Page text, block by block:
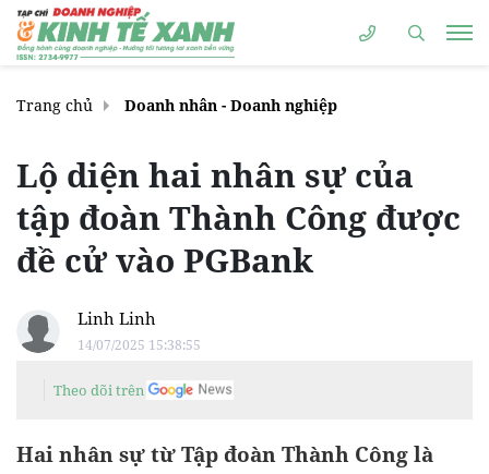
Trang chủ Doanh nhân - Doanh nghiệp
Lộ diện hai nhân sự của
tập đoàn Thành Công được
đề cử vào PGBank
Linh Linh
14/07/2025 15:38:55
Theo dõi trên
Hai nhân sự từ Tập đoàn Thành Công là